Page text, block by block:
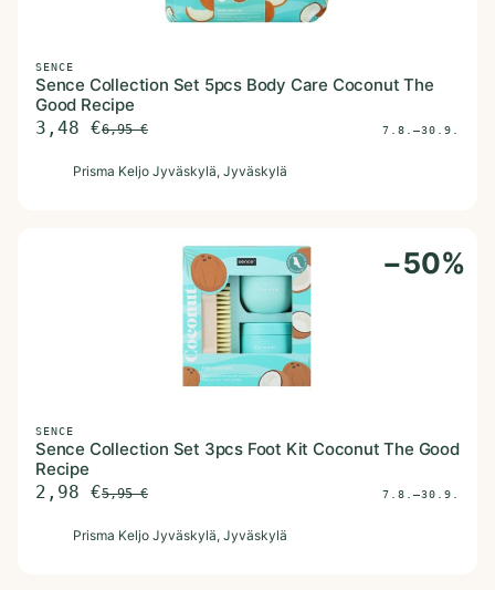
SENCE
Sence Collection Set 5pcs Body Care Coconut The
Good Recipe
3,48 €6,95€ 7.8.–30.9.
Prisma Keljo Jyväskylä, Jyväskylä
−50%
SENCE
Sence Collection Set 3pcs Foot Kit Coconut The Good
Recipe
2,98 €5,95€ 7.8.–30.9.
Prisma Keljo Jyväskylä, Jyväskylä